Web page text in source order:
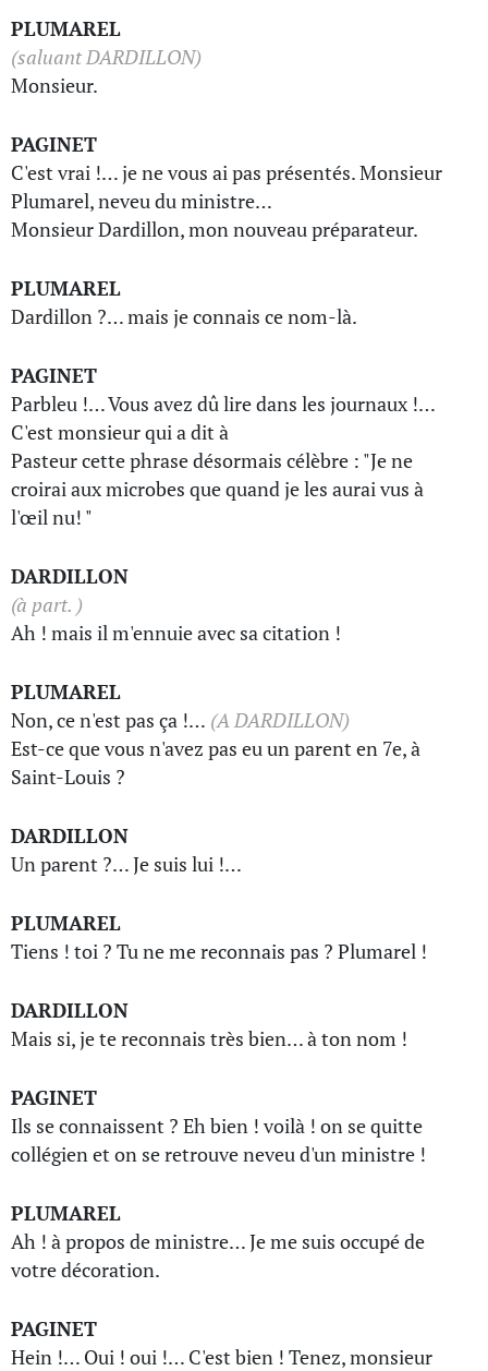
PLUMAREL
(saluant DARDILLON)
Monsieur.
PAGINET
C'est vrai !… je ne vous ai pas présentés. Monsieur
Plumarel, neveu du ministre…
Monsieur Dardillon, mon nouveau préparateur.
PLUMAREL
Dardillon ?… mais je connais ce nom-là.
PAGINET
Parbleu !… Vous avez dû lire dans les journaux !…
C'est monsieur qui a dit à
Pasteur cette phrase désormais célèbre : "Je ne
croirai aux microbes que quand je les aurai vus à
l'œil nu! "
DARDILLON
(à part. )
Ah ! mais il m'ennuie avec sa citation !
PLUMAREL
Non, ce n'est pas ça !… (A DARDILLON)
Est-ce que vous n'avez pas eu un parent en 7e, à
Saint-Louis ?
DARDILLON
Un parent ?… Je suis lui !…
PLUMAREL
Tiens ! toi ? Tu ne me reconnais pas ? Plumarel !
DARDILLON
Mais si, je te reconnais très bien… à ton nom !
PAGINET
Ils se connaissent ? Eh bien ! voilà ! on se quitte
collégien et on se retrouve neveu d'un ministre !
PLUMAREL
Ah ! à propos de ministre… Je me suis occupé de
votre décoration.
PAGINET
Hein !… Oui ! oui !… C'est bien ! Tenez, monsieur